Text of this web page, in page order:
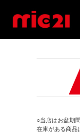
○当店はお盆期
在庫がある商品